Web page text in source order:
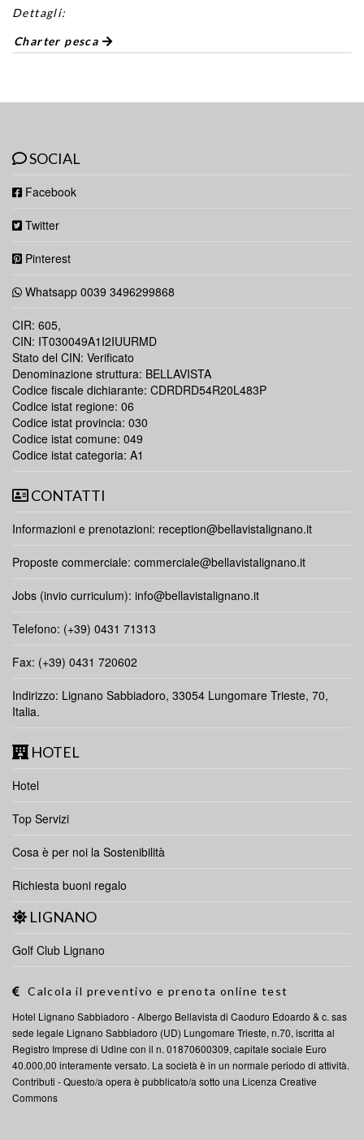
Dettagli:
Charter pesca
SOCIAL
Facebook
Twitter
Pinterest
Whatsapp 0039 3496299868
CIR: 605,
CIN: IT030049A1I2IUURMD
Stato del CIN: Verificato
Denominazione struttura: BELLAVISTA
Codice fiscale dichiarante: CDRDRD54R20L483P
Codice istat regione: 06
Codice istat provincia: 030
Codice istat comune: 049
Codice istat categoria: A1
CONTATTI
Informazioni e prenotazioni: reception@bellavistalignano.it
Proposte commerciale: commerciale@bellavistalignano.it
Jobs (invio curriculum): info@bellavistalignano.it
Telefono: (+39) 0431 71313
Fax: (+39) 0431 720602
Indirizzo: Lignano Sabbiadoro, 33054 Lungomare Trieste, 70,
Italia.
HOTEL
Hotel
Top Servizi
Cosa è per noi la Sostenibilità
Richiesta buoni regalo
LIGNANO
Golf Club Lignano
Calcola il preventivo e prenota online test
Hotel Lignano Sabbiadoro -Albergo Bellavista di Caoduro Edoardo & c. sas
sede legale Lignano Sabbiadoro (UD) Lungomare Trieste, n.70, iscritta al
Registro Imprese di Udine con il n. 01870600309, capitale sociale Euro
40.000,00 interamente versato. La società è in un normale periodo di attività.
Contributi - Questo/a opera è pubblicato/a sotto una Licenza Creative
Commons